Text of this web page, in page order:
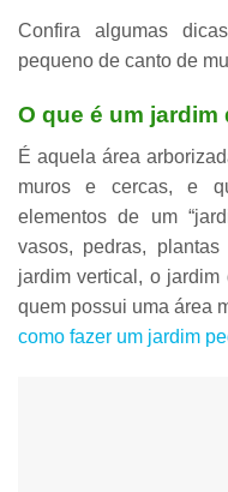
Confira algumas
pequeno de canto de
O que é um jardim
É aquela área
muros e cercas, e
elementos de um
vasos, pedras,
jardim vertical, o
quem possui uma área
como fazer um jardim